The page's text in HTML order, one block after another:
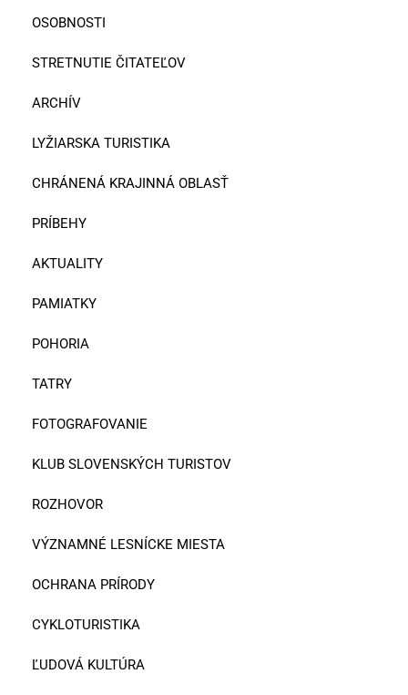
OSOBNOSTI
STRETNUTIE ČITATEĽOV
ARCHÍV
LYŽIARSKA TURISTIKA
CHRÁNENÁ KRAJINNÁ OBLASŤ
PRÍBEHY
AKTUALITY
PAMIATKY
POHORIA
TATRY
FOTOGRAFOVANIE
KLUB SLOVENSKÝCH TURISTOV
ROZHOVOR
VÝZNAMNÉ LESNÍCKE MIESTA
OCHRANA PRÍRODY
CYKLOTURISTIKA
ĽUDOVÁ KULTÚRA